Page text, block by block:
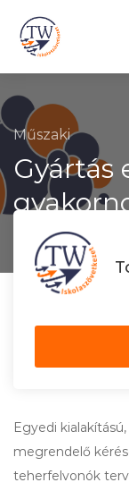
Műszaki
Gyártás
Egyedi
megrendelő
teherfelvonók